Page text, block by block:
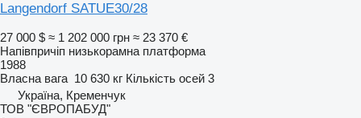
Langendorf SATUE30/28
27 000 $ ≈ 1 202 000 грн ≈ 23 370 €
Напівпричіп низькорамна платформа
1988
Власна вага 10 630 кг Кількість осей 3
Україна, Кременчук
ТОВ "ЄВРОПАБУД"